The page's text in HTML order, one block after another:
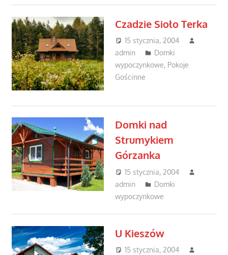
Czadzie Sioło Terka
15 stycznia, 2004
admin
Domki
wypoczynkowe, Pokoje
Gościnne
Domki nad
Strumykiem
Górzanka
15 stycznia, 2004
admin
Domki
wypoczynkowe
U Kieszów
15 stycznia, 2004